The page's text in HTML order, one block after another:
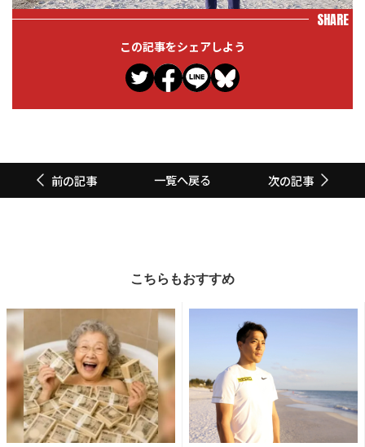
SHARE
この記事をシェアしよう
前の記事 一覧へ戻る 次の記事
こちらもおすすめ